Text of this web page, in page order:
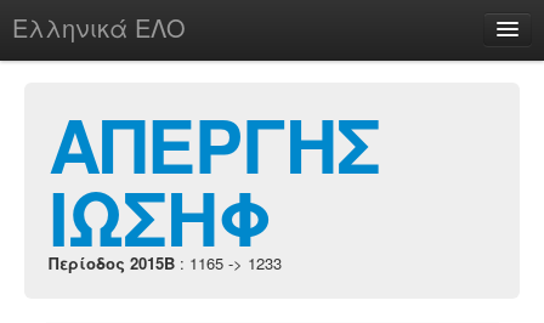
Ελληνικά ΕΛΟ
chesstu.be @ discord
Login
ΑΠΕΡΓΗΣ
ΙΩΣΗΦ
Περίοδος 2015B : 1165 -> 1233